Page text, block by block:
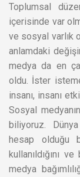
Toplumsal
içerisinde var
ve sosyal varlık
anlamdaki
medya da en
oldu. İster
insanı, insanı
Sosyal
biliyoruz.
hesap olduğu
kullanıldığını
medya